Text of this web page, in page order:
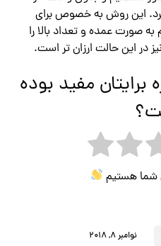
کرد. این روش به خصوص برای
به صورت عمده و تعداد بالا را
در این حالت ارزان تر است.
مفید بوده
شما هستیم
نوامبر ۸, ۲۰۱۸